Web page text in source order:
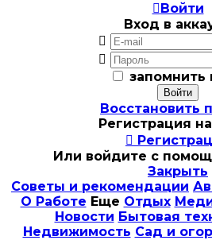
Войти
Вход в


запомнить
Восстановить
Регистрация

Или войдите с
Закрыть
Советы и рекомендации
О Работе Еще Отдых
Новости Бытовая
Недвижимость Сад и